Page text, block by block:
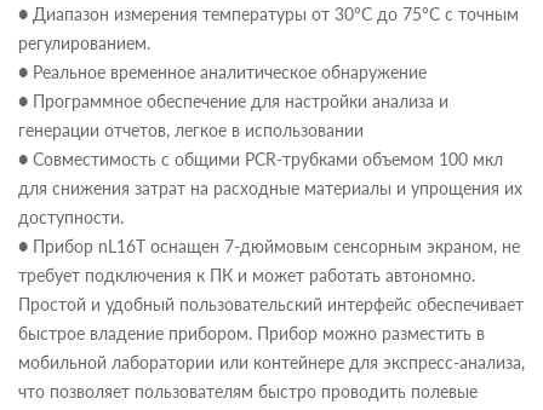
● Диапазон измерения температуры от 30°C до 75°C с точным
регулированием.
● Реальное временное аналитическое обнаружение
● Программное обеспечение для настройки анализа и
генерации отчетов, легкое в использовании
● Совместимость с общими PCR-трубками объемом 100 мкл
для снижения затрат на расходные материалы и упрощения их
доступности.
● Прибор nL16T оснащен 7-дюймовым сенсорным экраном, не
требует подключения к ПК и может работать автономно.
Простой и удобный пользовательский интерфейс обеспечивает
быстрое владение прибором. Прибор можно разместить в
мобильной лаборатории или контейнере для экспресс-анализа,
что позволяет пользователям быстро проводить полевые